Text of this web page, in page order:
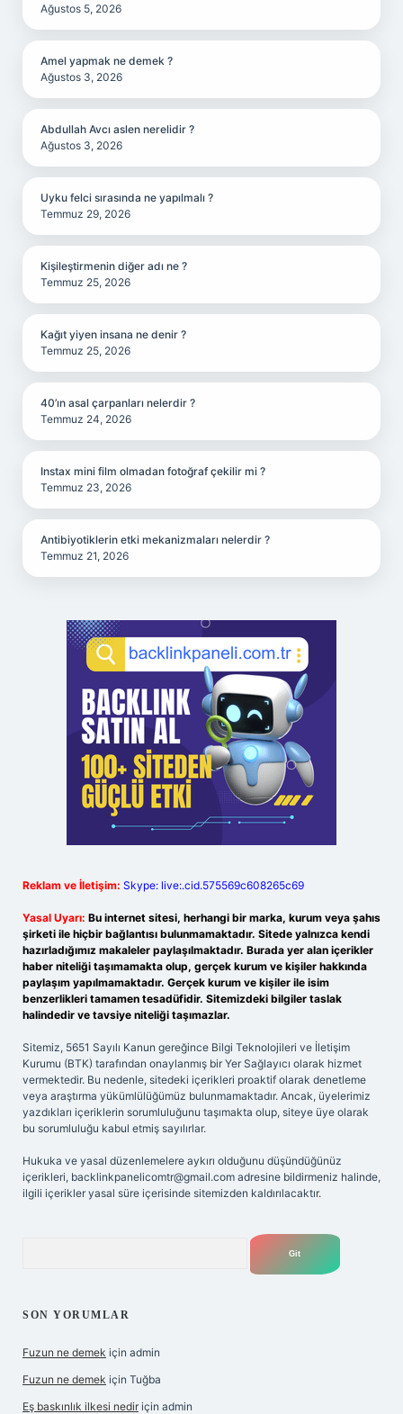
Ağustos 5, 2026
Amel yapmak ne demek ?
Ağustos 3, 2026
Abdullah Avcı aslen nerelidir ?
Ağustos 3, 2026
Uyku felci sırasında ne yapılmalı ?
Temmuz 29, 2026
Kişileştirmenin diğer adı ne ?
Temmuz 25, 2026
Kağıt yiyen insana ne denir ?
Temmuz 25, 2026
40’ın asal çarpanları nelerdir ?
Temmuz 24, 2026
Instax mini film olmadan fotoğraf çekilir mi ?
Temmuz 23, 2026
Antibiyotiklerin etki mekanizmaları nelerdir ?
Temmuz 21, 2026
Reklam ve İletişim: Skype: live:.cid.575569c608265c69
Yasal Uyarı: Bu internet sitesi, herhangi bir marka, kurum veya şahıs
şirketi ile hiçbir bağlantısı bulunmamaktadır. Sitede yalnızca kendi
hazırladığımız makaleler paylaşılmaktadır. Burada yer alan içerikler
haber niteliği taşımamakta olup, gerçek kurum ve kişiler hakkında
paylaşım yapılmamaktadır. Gerçek kurum ve kişiler ile isim
benzerlikleri tamamen tesadüfidir. Sitemizdeki bilgiler taslak
halindedir ve tavsiye niteliği taşımazlar.
Sitemiz, 5651 Sayılı Kanun gereğince Bilgi Teknolojileri ve İletişim
Kurumu (BTK) tarafından onaylanmış bir Yer Sağlayıcı olarak hizmet
vermektedir. Bu nedenle, sitedeki içerikleri proaktif olarak denetleme
veya araştırma yükümlülüğümüz bulunmamaktadır. Ancak, üyelerimiz
yazdıkları içeriklerin sorumluluğunu taşımakta olup, siteye üye olarak
bu sorumluluğu kabul etmiş sayılırlar.
Hukuka ve yasal düzenlemelere aykırı olduğunu düşündüğünüz
içerikleri, backlinkpanelicomtr@gmail.com adresine bildirmeniz halinde,
ilgili içerikler yasal süre içerisinde sitemizden kaldırılacaktır.
SON YORUMLAR
Fuzun ne demek için admin
Fuzun ne demek için Tuğba
Eş baskınlık ilkesi nedir için admin